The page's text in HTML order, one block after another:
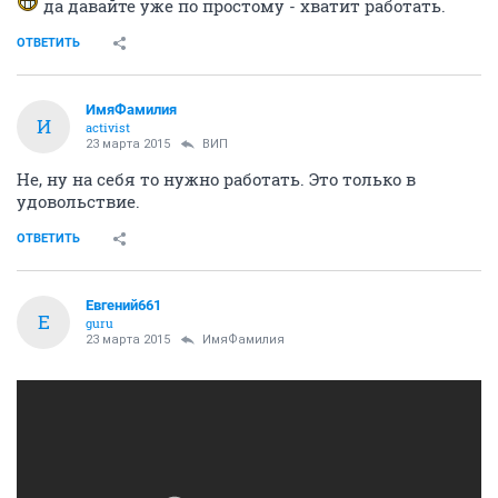
да давайте уже по простому - хватит работать.
ОТВЕТИТЬ
И
ИмяФамилия
activist
23 марта 2015 ВИП
Не, ну на себя то нужно работать. Это только в
удовольствие.
ОТВЕТИТЬ
Е
Евгений661
guru
23 марта 2015 ИмяФамилия